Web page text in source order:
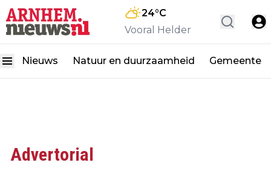
24°C
Vooral Helder
Nieuws Natuur en duurzaamheid Gemeente
Advertorial